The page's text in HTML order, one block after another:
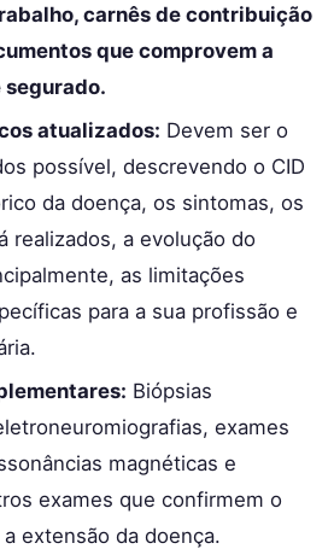
carnês de contribuição
que comprovem a
atualizados: Devem ser o
possível, descrevendo o CID
da doença, os sintomas, os
realizados, a evolução do
as limitações
para a sua profissão e
Biópsias
exames
magnéticas e
exames que confirmem o
extensão da doença.